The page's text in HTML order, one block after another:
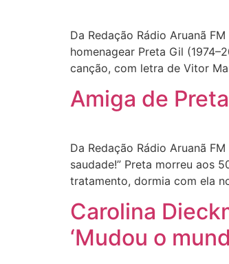
Da Redação Rádio Aruanã
homenagear Preta Gil
canção, com letra de Vitor
Amiga de
Da Redação Rádio Aruanã
saudade!” Preta morreu aos
tratamento, dormia com ela
Carolina
‘Mudou o